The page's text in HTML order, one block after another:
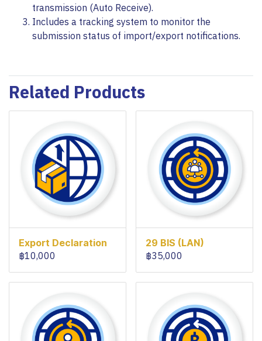
transmission (Auto Receive).
Includes a tracking system to monitor the
submission status of import/export notifications.
Related Products
Export Declaration
฿10,000
29 BIS (LAN)
฿35,000